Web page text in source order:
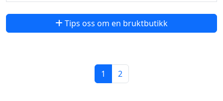
Tips oss om en bruktbutikk
1 2